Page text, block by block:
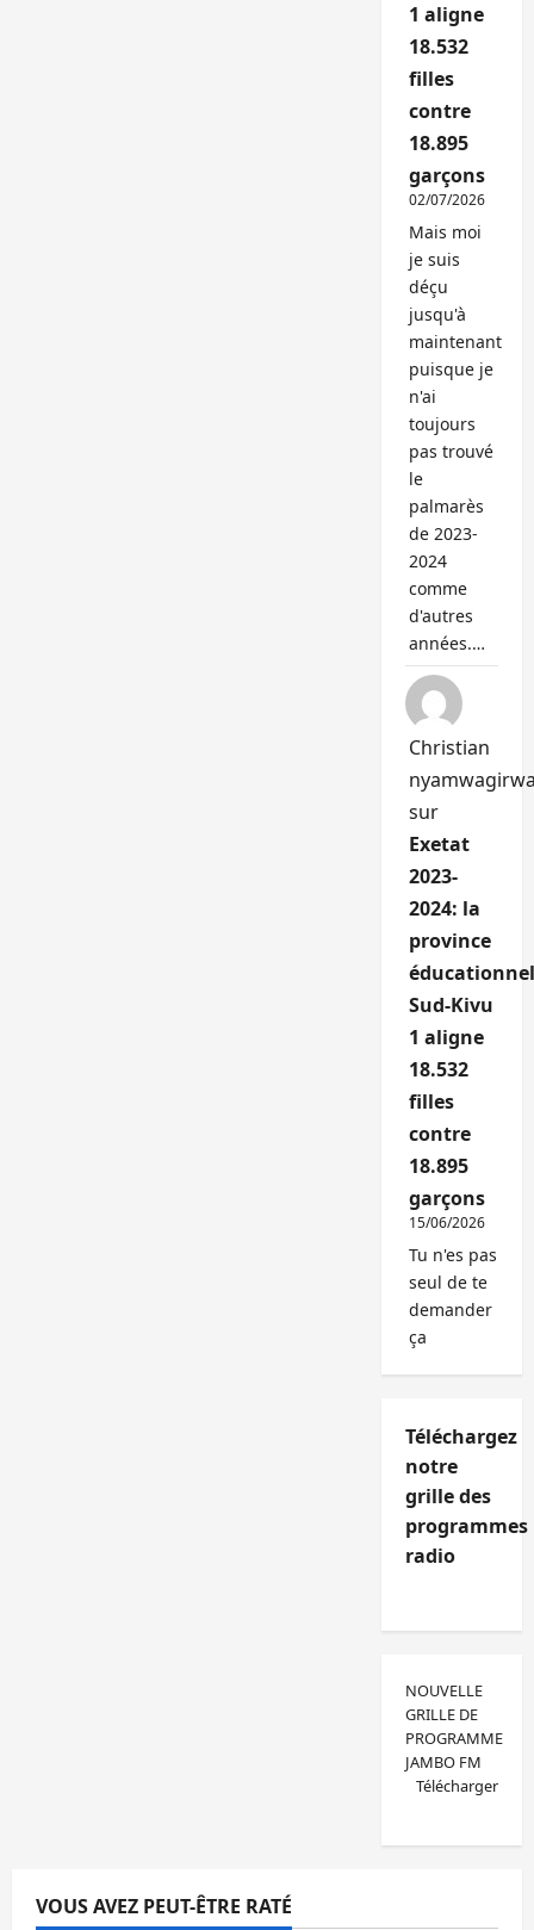
1 aligne
18.532
filles
contre
18.895
garçons
02/07/2026
Mais moi
je suis
déçu
jusqu'à
maintenant
puisque je
n'ai
toujours
pas trouvé
le
palmarès
de 2023-
2024
comme
d'autres
années.…
Christian
sur
Exetat
2023-
2024: la
province
Sud-Kivu
1 aligne
18.532
filles
contre
18.895
garçons
15/06/2026
Tu n'es pas
seul de te
demander
ça
Téléchargez
notre
grille des
programmes
radio
NOUVELLE
GRILLE DE
PROGRAMME
JAMBO FM
Télécharger
VOUS AVEZ PEUT-ÊTRE RATÉ